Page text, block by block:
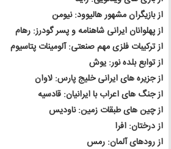
از بازیگران مشهور هالیوود: نیومن
از پهلوانان ایرانی شاهنامه و پسر گودرز: رهام
از ترکیبات فلزی مهم صنعتی: آلومینات پتاسیوم
از توابع بلده نور: یوش
از جزیره های ایرانی خلیج پارس: لاوان
از جنگ های اعراب با ایرانیان: قادسیه
از چین های طبقات زمین: ناودیس
از درختان: افرا
از رودهای آلمان: رمس